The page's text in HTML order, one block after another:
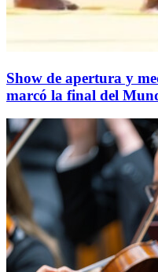
Show de apertura y
marcó la final del